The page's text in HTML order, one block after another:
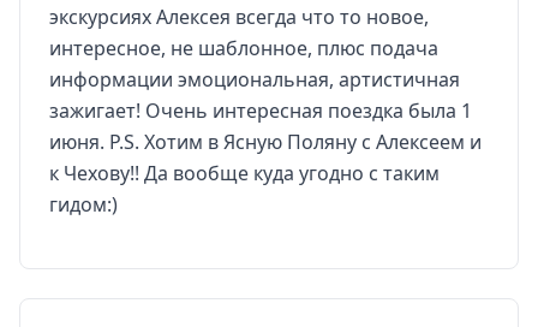
экскурсиях Алексея всегда что то новое,
интересное, не шаблонное, плюс подача
информации эмоциональная, артистичная
зажигает! Очень интересная поездка была 1
июня. Р.S. Хотим в Ясную Поляну с Алексеем и
к Чехову!! Да вообще куда угодно с таким
гидом:)